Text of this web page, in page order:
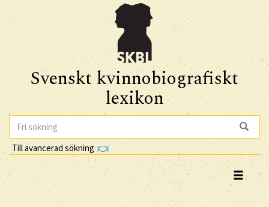
Svenskt kvinnobiografiskt
lexikon
Till avancerad sökning